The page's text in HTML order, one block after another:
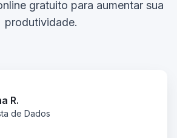
gratuito para aumentar sua
produtividade.
R.
de Dados